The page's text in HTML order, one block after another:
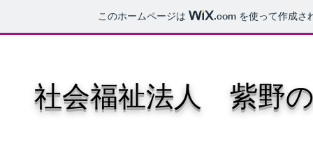
このホームページは .comを使って作成さ
社会福祉法人 紫野